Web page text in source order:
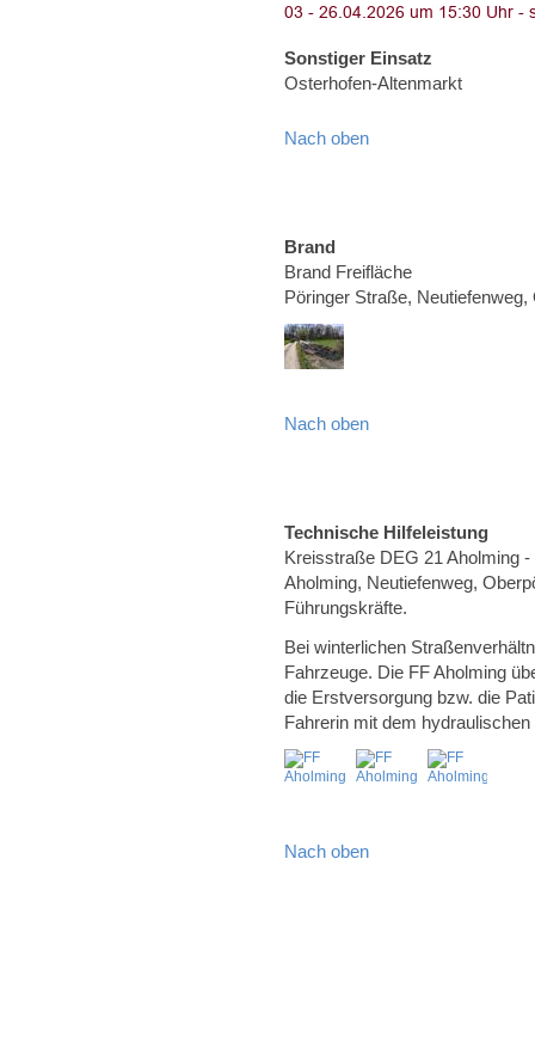
Sonstiger Einsatz
Osterhofen-Altenmarkt
Nach oben
Brand
Brand Freifläche
Pöringer Straße, Neutiefenweg,
Nach oben
Technische Hilfeleistung
Kreisstraße DEG 21 Aholming
Aholming, Neutiefenweg,
Führungskräfte.
Bei winterlichen
Fahrzeuge. Die FF Aholming
die Erstversorgung bzw. die
Fahrerin mit dem
Nach oben